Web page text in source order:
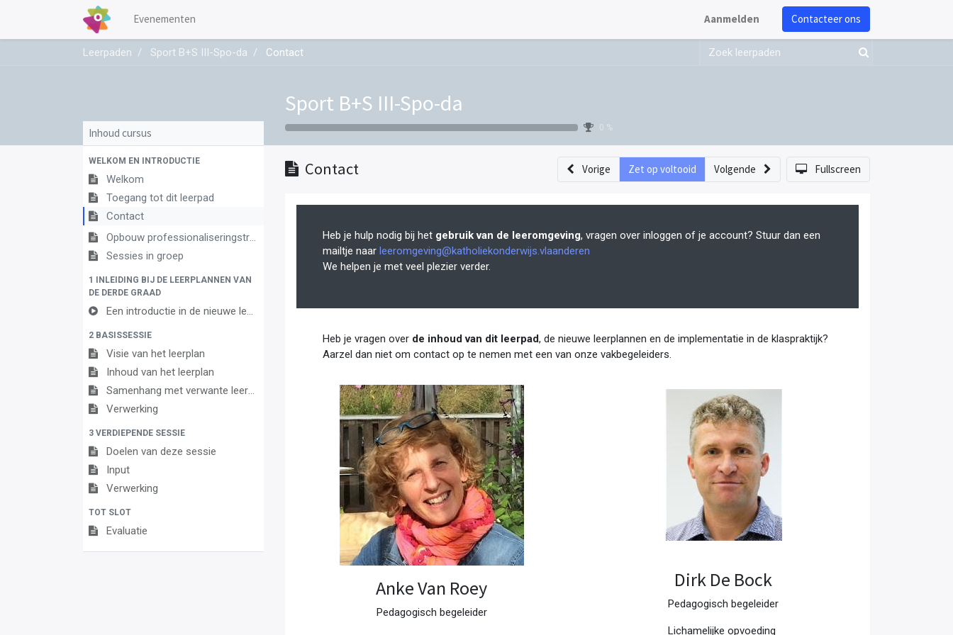
Evenementen Aanmelden Contacteer ons
Leerpaden Sport B+S III-Spo-da Contact
Sport B+S III-Spo-da
0 %
Inhoud cursus
WELKOM EN INTRODUCTIE
Welkom
Toegang tot dit leerpad
Contact
Opbouw professionaliseringstraject
Sessies in groep
1 INLEIDING BIJ DE LEERPLANNEN VAN
DE DERDE GRAAD
Een introductie in de nieuwe leerplannen van de derde graad
2 BASISSESSIE
Visie van het leerplan
Inhoud van het leerplan
Samenhang met verwante leerplannen
Verwerking
3 VERDIEPENDE SESSIE
Doelen van deze sessie
Input
Verwerking
TOT SLOT
Evaluatie
Contact Vorige Zet op voltooid Volgende Fullscreen
Heb je hulp nodig bij het gebruik van de leeromgeving, vragen over inloggen of je account? Stuur dan een
mailtje naar leeromgeving@katholiekonderwijs.vlaanderen
We helpen je met veel plezier verder.
Heb je vragen over de inhoud van dit leerpad, de nieuwe leerplannen en de implementatie in de klaspraktijk?
Aarzel dan niet om contact op te nemen met een van onze vakbegeleiders.
Anke Van Roey
Pedagogisch begeleider
Dirk De Bock
Pedagogisch begeleider
Lichamelijke opvoeding